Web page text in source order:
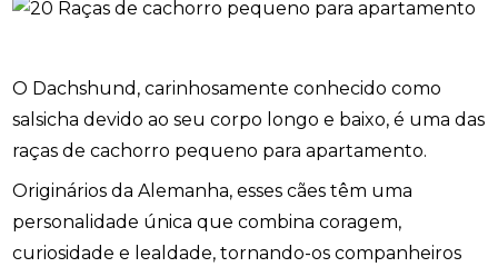
O Dachshund, carinhosamente conhecido como
salsicha devido ao seu corpo longo e baixo, é uma das
raças de cachorro pequeno para apartamento.
Originários da Alemanha, esses cães têm uma
personalidade única que combina coragem,
curiosidade e lealdade, tornando-os companheiros